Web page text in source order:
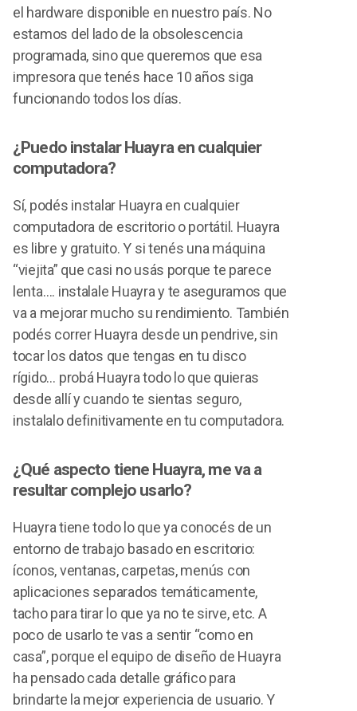
el hardware disponible en nuestro país. No
estamos del lado de la obsolescencia
programada, sino que queremos que esa
impresora que tenés hace 10 años siga
funcionando todos los días.
¿Puedo instalar Huayra en cualquier
computadora?
Sí, podés instalar Huayra en cualquier
computadora de escritorio o portátil. Huayra
es libre y gratuito. Y si tenés una máquina
“viejita” que casi no usás porque te parece
lenta…. instalale Huayra y te aseguramos que
va a mejorar mucho su rendimiento. También
podés correr Huayra desde un pendrive, sin
tocar los datos que tengas en tu disco
rígido… probá Huayra todo lo que quieras
desde allí y cuando te sientas seguro,
instalalo definitivamente en tu computadora.
¿Qué aspecto tiene Huayra, me va a
resultar complejo usarlo?
Huayra tiene todo lo que ya conocés de un
entorno de trabajo basado en escritorio:
íconos, ventanas, carpetas, menús con
aplicaciones separados temáticamente,
tacho para tirar lo que ya no te sirve, etc. A
poco de usarlo te vas a sentir “como en
casa”, porque el equipo de diseño de Huayra
ha pensado cada detalle gráfico para
brindarte la mejor experiencia de usuario. Y